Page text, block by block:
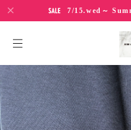
7/15.wed～